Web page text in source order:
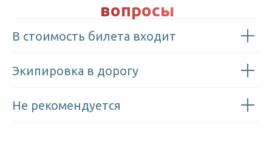
вопросы
В стоимость билета входит
Экипировка в дорогу
Не рекомендуется